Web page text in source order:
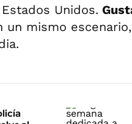
Unidos.
un mismo